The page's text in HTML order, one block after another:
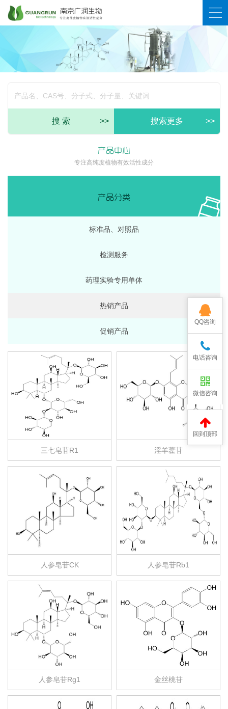
>>
搜 索 >>
搜索更多
产品中心
专注高纯度植物有效活性成分
产品分类
标准品、对照品
检测服务
药理实验专用单体
热销产品
促销产品
三七皂苷R1 淫羊藿苷
人参皂苷CK 人参皂苷Rb1
人参皂苷Rg1 金丝桃苷
QQ咨询
电话咨询
微信咨询
回到顶部